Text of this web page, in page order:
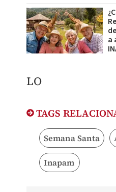
a
LO
TAGS
Semana Santa
Inapam